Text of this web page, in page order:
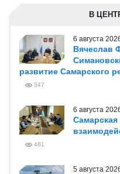
В
6 августа
Вячеслав
развитие Самарского
347
6 августа
Самарская
461
5 августа